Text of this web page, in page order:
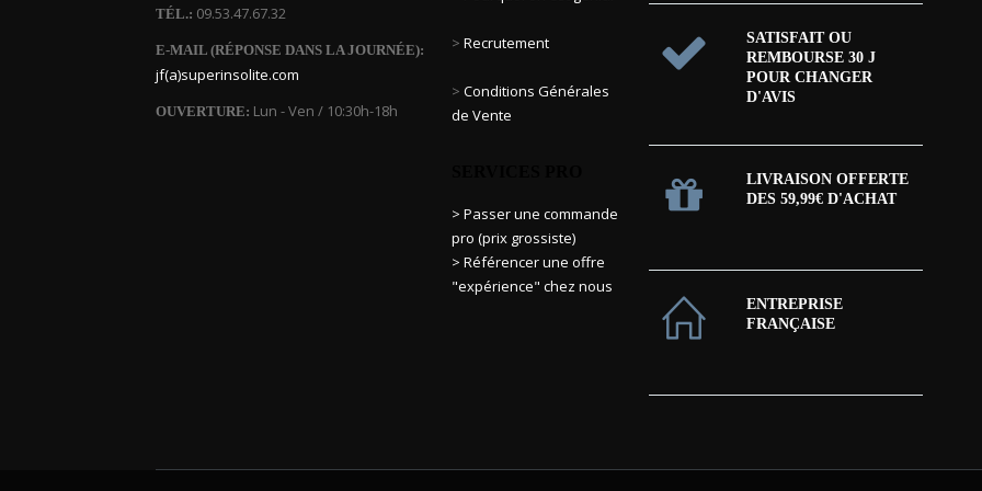
TÉL.: 09.53.47.67.32
E-MAIL (RÉPONSE DANS LA JOURNÉE):
jf(a)superinsolite.com
OUVERTURE: Lun - Ven / 10:30h-18h
> Recrutement
> Conditions Générales
de Vente
> Passer une commande
pro (prix grossiste)
> Référencer une offre
"expérience" chez nous
SATISFAIT OU
REMBOURSE 30 J
POUR CHANGER
D'AVIS
LIVRAISON OFFERTE
DES 59,99€ D'ACHAT
ENTREPRISE
FRANÇAISE